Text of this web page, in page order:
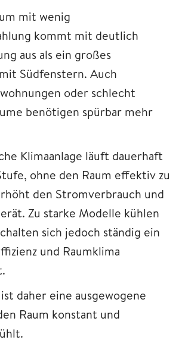
mit wenig
kommt mit deutlich
aus als ein großes
Südfenstern. Auch
oder schlecht
benötigen spürbar mehr
Klimaanlage läuft dauerhaft
ohne den Raum effektiv zu
den Stromverbrauch und
Zu starke Modelle kühlen
sich jedoch ständig ein
und Raumklima
daher eine ausgewogene
Raum konstant und